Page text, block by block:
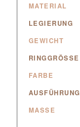
MATERIAL
LEGIERUNG
GEWICHT
RINGGRÖSSE
FARBE
AUSFÜHRUNG
MASSE